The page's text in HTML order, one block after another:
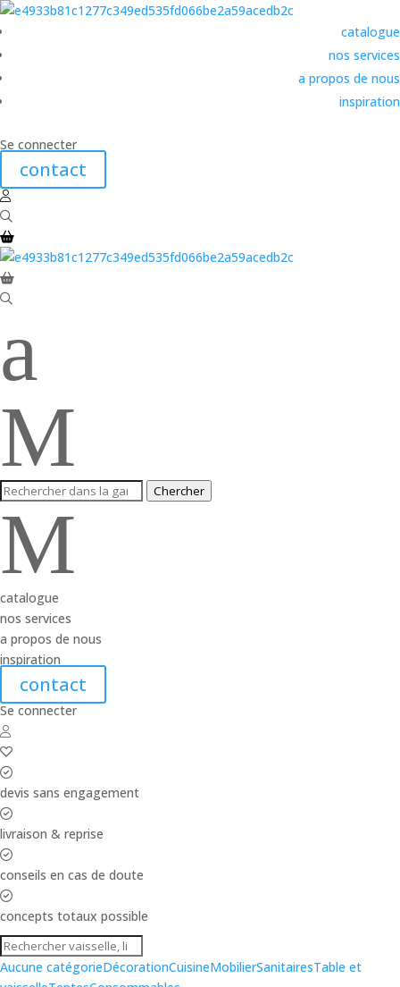
catalogue
nos services
a propos de nous
inspiration
Se connecter
contact
a
M
Chercher
M
catalogue
nos services
a propos de nous
inspiration
contact
Se connecter
devis sans engagement
livraison & reprise
conseils en cas de doute
concepts totaux possible
Aucune catégorieDécorationCuisineMobilierSanitairesTable et